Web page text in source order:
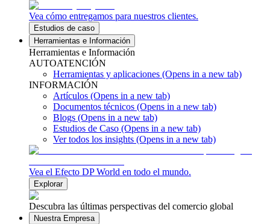
Vea cómo entregamos para nuestros clientes.
Estudios de caso
Herramientas e Información
Herramientas e Información
AUTOATENCIÓN
Herramientas y aplicaciones (Opens in a new tab)
INFORMACIÓN
Artículos (Opens in a new tab)
Documentos técnicos (Opens in a new tab)
Blogs (Opens in a new tab)
Estudios de Caso (Opens in a new tab)
Ver todos los insights (Opens in a new tab)
Vea el Efecto DP World en todo el mundo.
Explorar
Descubra las últimas perspectivas del comercio global
Nuestra Empresa